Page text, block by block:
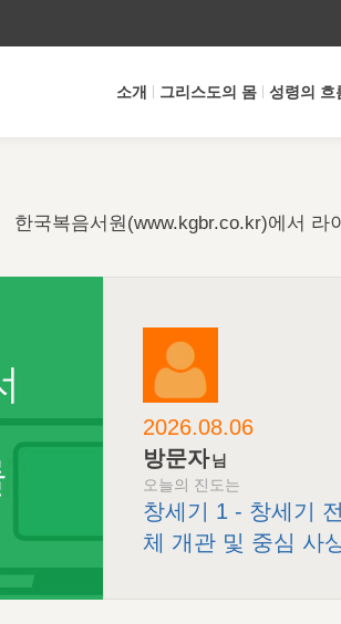
소개 그리스도의 몸 성령의 흐
한국복음서원(www.kgbr.co.kr)에서 라
2026.08.06
방문자님
오늘의 진도는
창세기 1 - 창세기 전
체 개관 및 중심 사